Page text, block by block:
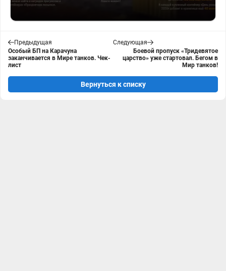
Предыдущая
Особый БП на Карачуна
заканчивается в Мире танков. Чек-
лист
Следующая
Боевой пропуск «Тридевятое
царство» уже стартовал. Бегом в
Мир танков!
Вернуться к списку